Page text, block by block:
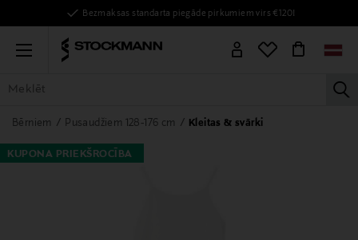
Bezmaksas standarta piegāde pirkumiem virs €120!
Menu
VISAS PRECES SIEVIETĒM VĪRIEŠIEM BĒRNIEM
Bērniem Pusaudžiem 128-176 cm Kleitas & svārki
KUPONA PRIEKŠROCĪBA